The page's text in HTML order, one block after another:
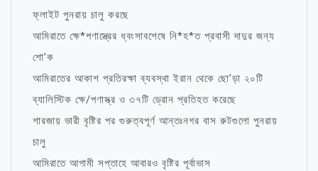
ফ্লাইট পুনরায় চালু করছে
আমিরাতে ক্ষে*পণাস্ত্রের ধ্বংসাবশেষে নি*হ*ত প্রবাসী দাদুর জন্য
শো’ক
আমিরাতের আকাশ প্রতিরক্ষা ব্যবস্থা ইরান থেকে ছো’ড়া ২০টি
ব্যালিস্টিক ক্ষে/পণাস্ত্র ও ৩৭টি ড্রোন প্রতিহত করেছে
শারজায় ভারী বৃষ্টির পর গুরুত্বপূর্ণ আন্তঃনগর বাস রুটগুলো পুনরায়
চালু
আমিরাতে আগামী সপ্তাহে আবারও বৃষ্টির পূর্বাভাস